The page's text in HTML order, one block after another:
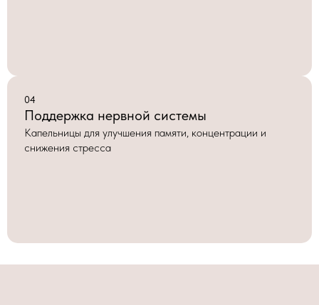
04
Поддержка нервной системы
Капельницы для улучшения памяти, концентрации и
снижения стресса